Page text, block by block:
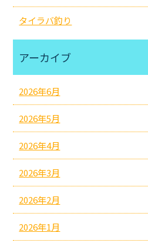
タイラバ釣り
アーカイブ
2026年6月
2026年5月
2026年4月
2026年3月
2026年2月
2026年1月